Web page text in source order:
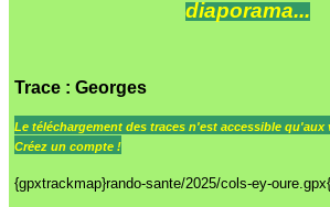
diaporama...
Trace : Georges
Le téléchargement des traces n'est accessible qu'aux
Créez un compte !
{gpxtrackmap}rando-sante/2025/cols-ey-